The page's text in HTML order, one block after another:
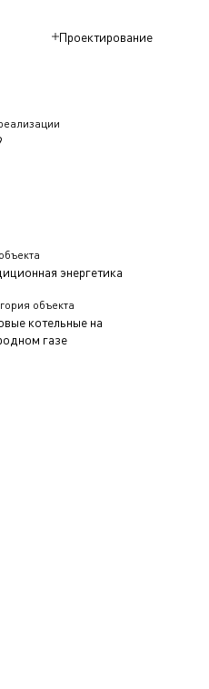
Проектирование
энергетика
объекта
котельные на
газе